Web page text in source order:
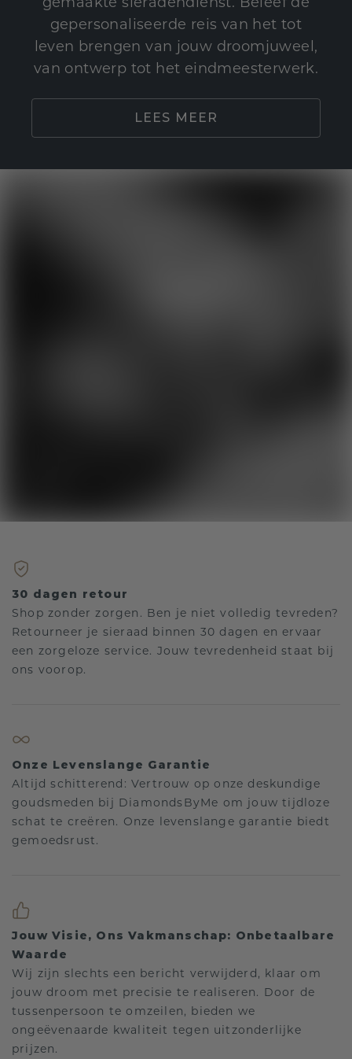
gepersonaliseerde reis van het tot
leven brengen van jouw droomjuweel,
van ontwerp tot het eindmeesterwerk.
LEES MEER
30 dagen retour
Shop zonder zorgen. Ben je niet volledig tevreden?
Retourneer je sieraad binnen 30 dagen en ervaar
een zorgeloze service. Jouw tevredenheid staat bij
ons voorop.
Onze Levenslange Garantie
Altijd schitterend: Vertrouw op onze deskundige
goudsmeden bij DiamondsByMe om jouw tijdloze
schat te creëren. Onze levenslange garantie biedt
gemoedsrust.
Jouw Visie, Ons Vakmanschap: Onbetaalbare
Waarde
Wij zijn slechts een bericht verwijderd, klaar om
jouw droom met precisie te realiseren. Door de
tussenpersoon te omzeilen, bieden we
ongeëvenaarde kwaliteit tegen uitzonderlijke
prijzen.